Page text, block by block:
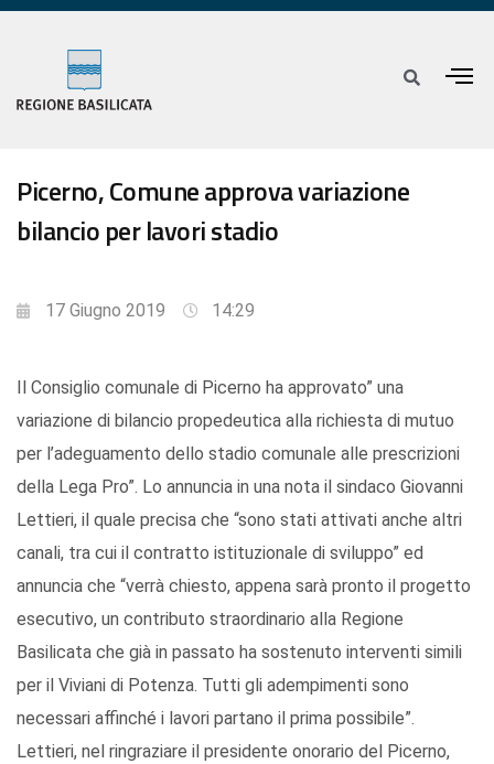
Picerno, Comune approva variazione
bilancio per lavori stadio
17 Giugno 2019 14:29
Il Consiglio comunale di Picerno ha approvato” una
variazione di bilancio propedeutica alla richiesta di mutuo
per l’adeguamento dello stadio comunale alle prescrizioni
della Lega Pro”. Lo annuncia in una nota il sindaco Giovanni
Lettieri, il quale precisa che “sono stati attivati anche altri
canali, tra cui il contratto istituzionale di sviluppo” ed
annuncia che “verrà chiesto, appena sarà pronto il progetto
esecutivo, un contributo straordinario alla Regione
Basilicata che già in passato ha sostenuto interventi simili
per il Viviani di Potenza. Tutti gli adempimenti sono
necessari affinché i lavori partano il prima possibile”.
Lettieri, nel ringraziare il presidente onorario del Picerno,